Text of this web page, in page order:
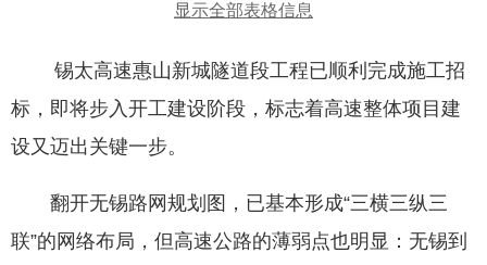
显示全部表格信息
锡太高速惠山新城隧道段工程已顺利完成施工招
标，即将步入开工建设阶段，标志着高速整体项目建
设又迈出关键一步。
翻开无锡路网规划图，已基本形成“三横三纵三
联”的网络布局，但高速公路的薄弱点也明显：无锡到